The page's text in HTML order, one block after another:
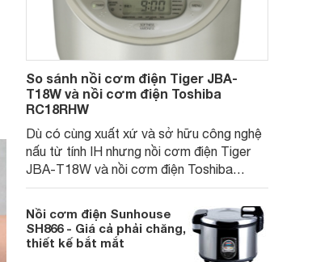
So sánh nồi cơm điện Tiger JBA-
T18W và nồi cơm điện Toshiba
RC18RHW
Dù có cùng xuất xứ và sở hữu công nghệ
nấu từ tính IH nhưng nồi cơm điện Tiger
JBA-T18W và nồi cơm điện Toshiba
RC18RHW lại có một vài điểm khác biệt
về chất liệu.
Nồi cơm điện Sunhouse
SH866 - Giá cả phải chăng,
thiết kế bắt mắt